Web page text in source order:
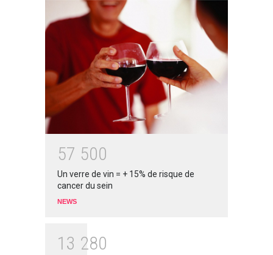
57 500
Un verre de vin = + 15% de risque de
cancer du sein
NEWS
1 3 280